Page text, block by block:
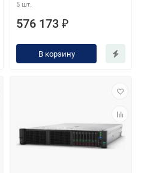
5 шт.
576 173 ₽
В корзину